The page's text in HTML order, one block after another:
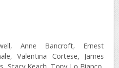
Anne Bancroft, Ernest
Valentina Cortese, James